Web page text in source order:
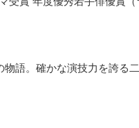
語。確かな演技力を誇る